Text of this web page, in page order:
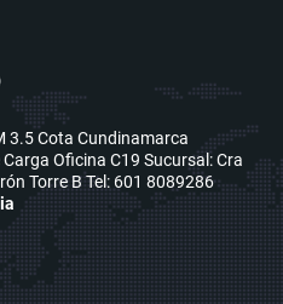
3.5 Cota Cundinamarca
Oficina C19 Sucursal: Cra
Torre B Tel: 601 8089286